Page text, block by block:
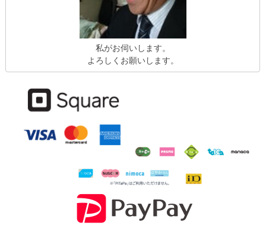
私がお伺いします。
よろしくお願いします。